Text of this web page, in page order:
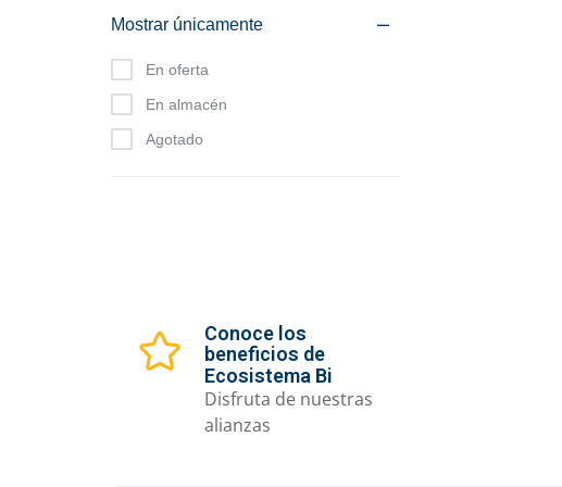
Mostrar únicamente
En oferta
En almacén
Agotado
Conoce los
beneficios de
Ecosistema Bi
Disfruta de nuestras
alianzas